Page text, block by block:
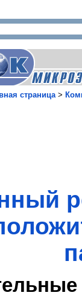
страница>